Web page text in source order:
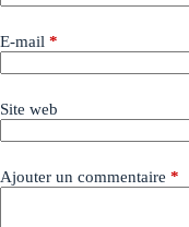
E-mail *
Site web
Ajouter un commentaire *